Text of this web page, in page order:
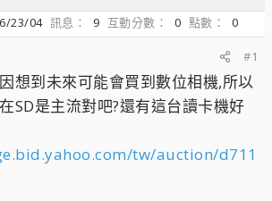
6/23/04 訊息 9 互動分數 0 點數
0
#1
想到未來可能會買到數位相機,所以
SD是主流對吧?還有這台讀卡機好
tw/auction/d711